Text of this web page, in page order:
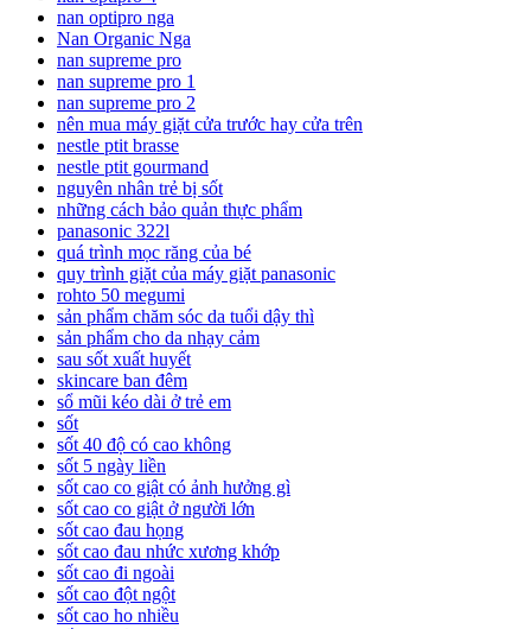
nan optipro nga
Nan Organic Nga
nan supreme pro
nan supreme pro 1
nan supreme pro 2
nên mua máy giặt cửa trước hay cửa trên
nestle ptit brasse
nestle ptit gourmand
nguyên nhân trẻ bị sốt
những cách bảo quản thực phẩm
panasonic 322l
quá trình mọc răng của bé
quy trình giặt của máy giặt panasonic
rohto 50 megumi
sản phẩm chăm sóc da tuổi dậy thì
sản phẩm cho da nhạy cảm
sau sốt xuất huyết
skincare ban đêm
sổ mũi kéo dài ở trẻ em
sốt
sốt 40 độ có cao không
sốt 5 ngày liền
sốt cao co giật có ảnh hưởng gì
sốt cao co giật ở người lớn
sốt cao đau họng
sốt cao đau nhức xương khớp
sốt cao đi ngoài
sốt cao đột ngột
sốt cao ho nhiều